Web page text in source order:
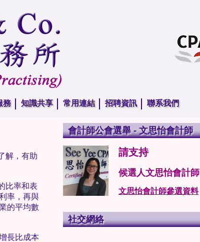
務 知識共享 常用連結 招聘資訊 聯系我們
解，有助
比率和表
率，再與
的平均數
長比成本
會計師公會選舉 - 文思怡會計師
請支持
候選人文思怡會計師
文思怡會計師參選資料
社交網絡